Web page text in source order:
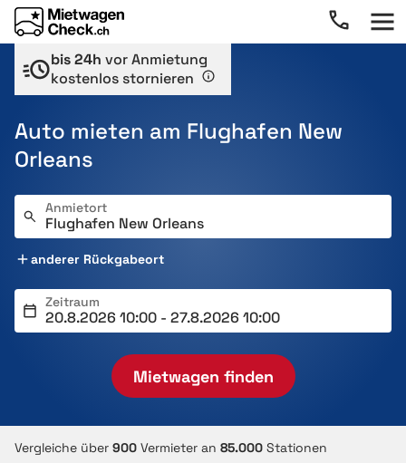
bis 24h vor Anmietung
kostenlos stornieren
Auto mieten am Flughafen New
Orleans
Anmietort
anderer Rückgabeort
Zeitraum
Mietwagen finden
Vergleiche über 900 Vermieter an 85.000 Stationen